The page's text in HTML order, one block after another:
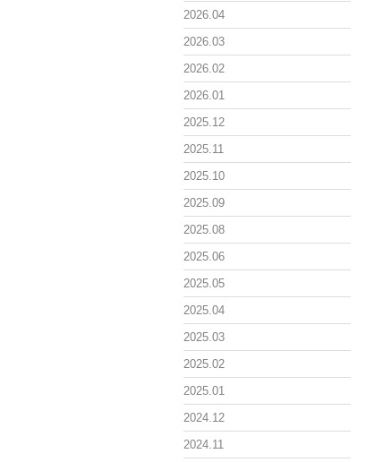
2026.04
2026.03
2026.02
2026.01
2025.12
2025.11
2025.10
2025.09
2025.08
2025.06
2025.05
2025.04
2025.03
2025.02
2025.01
2024.12
2024.11